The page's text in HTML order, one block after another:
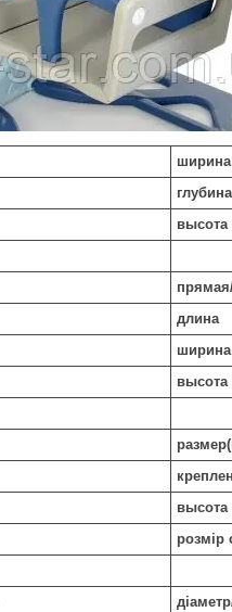
ширина
глубина
высота
длина
ширина
высота
высота
розмір